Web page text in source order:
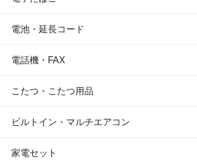
電池・延長コード
電話機・FAX
こたつ・こたつ用品
ビルトイン・マルチエアコン
家電セット